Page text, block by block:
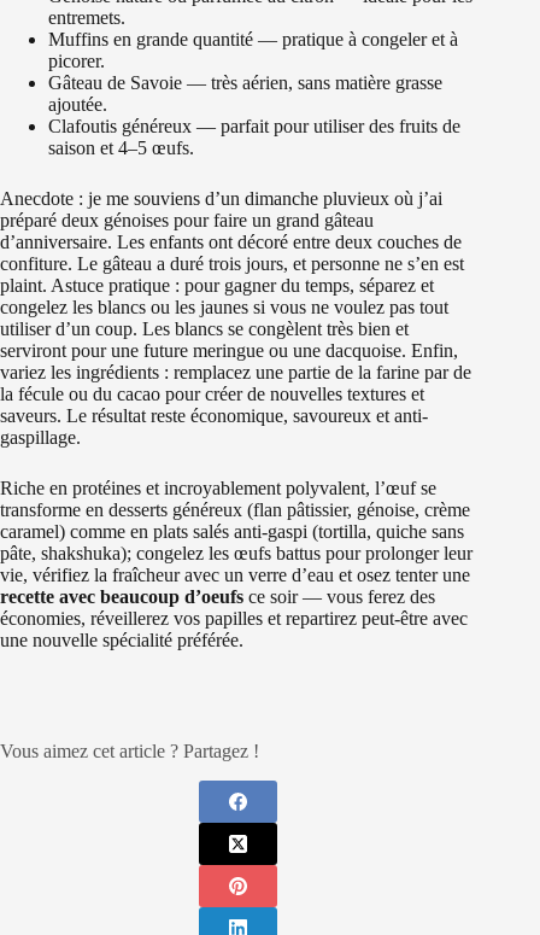
entremets.
Muffins en grande quantité — pratique à congeler et à
picorer.
Gâteau de Savoie — très aérien, sans matière grasse
ajoutée.
Clafoutis généreux — parfait pour utiliser des fruits de
saison et 4–5 œufs.
Anecdote : je me souviens d’un dimanche pluvieux où j’ai
préparé deux génoises pour faire un grand gâteau
d’anniversaire. Les enfants ont décoré entre deux couches de
confiture. Le gâteau a duré trois jours, et personne ne s’en est
plaint. Astuce pratique : pour gagner du temps, séparez et
congelez les blancs ou les jaunes si vous ne voulez pas tout
utiliser d’un coup. Les blancs se congèlent très bien et
serviront pour une future meringue ou une dacquoise. Enfin,
variez les ingrédients : remplacez une partie de la farine par de
la fécule ou du cacao pour créer de nouvelles textures et
saveurs. Le résultat reste économique, savoureux et anti-
gaspillage.
Riche en protéines et incroyablement polyvalent, l’œuf se
transforme en desserts généreux (flan pâtissier, génoise, crème
caramel) comme en plats salés anti‑gaspi (tortilla, quiche sans
pâte, shakshuka); congelez les œufs battus pour prolonger leur
vie, vérifiez la fraîcheur avec un verre d’eau et osez tenter une
recette avec beaucoup d’oeufs ce soir — vous ferez des
économies, réveillerez vos papilles et repartirez peut‑être avec
une nouvelle spécialité préférée.
Vous aimez cet article ? Partagez !